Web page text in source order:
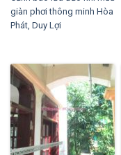
giàn phơi thông minh Hòa
Phát, Duy Lợi